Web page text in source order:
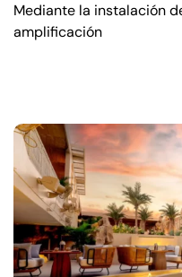
Mediante la instalación
amplificación